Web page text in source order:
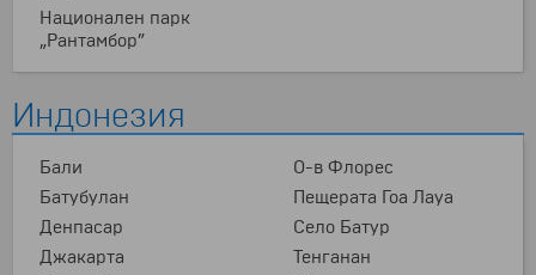
Национален парк
„Рантамбор”
Индонезия
Бали
Батубулан
Денпасар
Джакарта
О-в Флорес
Пещерата Гоа Лауа
Село Батур
Тенганан